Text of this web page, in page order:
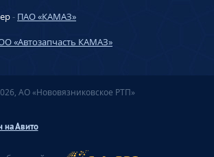
- ПАО «КАМАЗ»
«Автозапчасть КАМАЗ»
АО «Нововязниковское РТП»
на Авито